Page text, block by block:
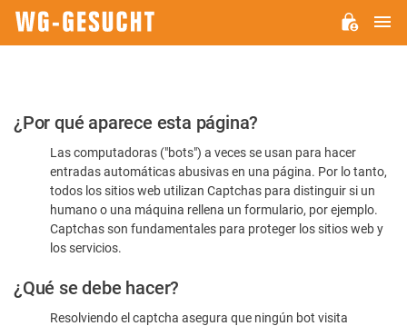
Por
favor,
confirme
humano
¿Por qué aparece esta página?
Las computadoras ("bots") a veces se usan para hacer
entradas automáticas abusivas en una página. Por lo tanto,
todos los sitios web utilizan Captchas para distinguir si un
humano o una máquina rellena un formulario, por ejemplo.
Captchas son fundamentales para proteger los sitios web y
los servicios.
¿Qué se debe hacer?
Resolviendo el captcha asegura que ningún bot visita